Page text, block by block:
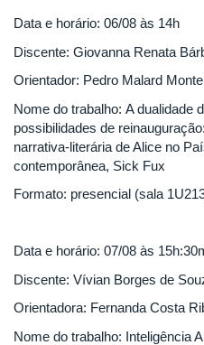
Data e horário: 06/08 às 14h
Discente: Giovanna Renata
Orientador: Pedro Malard
Nome do trabalho: A dualidade
possibilidades de
narrativa-literária de Alice no
contemporânea, Sick Fux
Formato: presencial (sala
Data e horário: 07/08 às
Discente: Vívian Borges de
Orientadora: Fernanda Costa
Nome do trabalho: Inteligência